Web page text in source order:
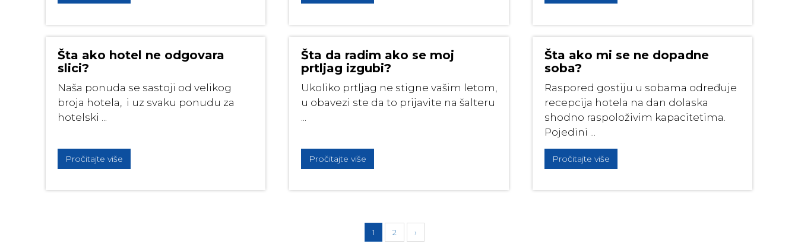
Šta ako hotel ne odgovara
slici?
Naša ponuda se sastoji od velikog
broja hotela, i uz svaku ponudu za
hotelski ...
Pročitajte više
Šta da radim ako se moj
prtljag izgubi?
Ukoliko prtljag ne stigne vašim letom,
u obavezi ste da to prijavite na šalteru
...
Pročitajte više
Šta ako mi se ne dopadne
soba?
Raspored gostiju u sobama određuje
recepcija hotela na dan dolaska
shodno raspoloživim kapacitetima.
Pojedini ...
Pročitajte više
1 2 ›